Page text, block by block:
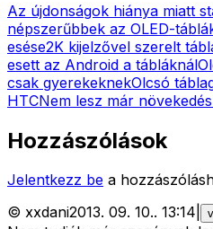
Az újdonságok hiánya miatt
népszerűbbek az OLED-
esése2K kijelzővel szerelt
esett az Android a tábláknál
csak gyerekeknekOlcsó
HTCNem lesz már
Hozzászólások
Jelentkezz be a
© xxdani2013. 09. 10.. 13:14